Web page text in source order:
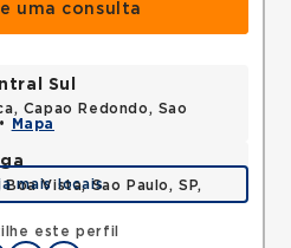
uma consulta
este perfil
Sul
Capao Redondo, Sao
Mapa
Vista, Sao Paulo, SP,
mais locais